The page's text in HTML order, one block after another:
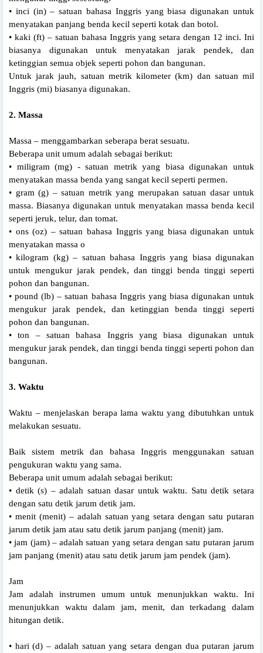
• inci (in) – satuan bahasa Inggris yang biasa digunakan untuk
menyatakan panjang benda kecil seperti kotak dan botol.
• kaki (ft) – satuan bahasa Inggris yang setara dengan 12 inci. Ini
biasanya digunakan untuk menyatakan jarak pendek, dan
ketinggian semua objek seperti pohon dan bangunan.
Untuk jarak jauh, satuan metrik kilometer (km) dan satuan mil
Inggris (mi) biasanya digunakan.
2. Massa
Massa – menggambarkan seberapa berat sesuatu.
Beberapa unit umum adalah sebagai berikut:
• miligram (mg) - satuan metrik yang biasa digunakan untuk
menyatakan massa benda yang sangat kecil seperti permen.
• gram (g) – satuan metrik yang merupakan satuan dasar untuk
massa. Biasanya digunakan untuk menyatakan massa benda kecil
seperti jeruk, telur, dan tomat.
• ons (oz) – satuan bahasa Inggris yang biasa digunakan untuk
menyatakan massa o
• kilogram (kg) – satuan bahasa Inggris yang biasa digunakan
untuk mengukur jarak pendek, dan tinggi benda tinggi seperti
pohon dan bangunan.
• pound (lb) – satuan bahasa Inggris yang biasa digunakan untuk
mengukur jarak pendek, dan ketinggian benda tinggi seperti
pohon dan bangunan.
• ton – satuan bahasa Inggris yang biasa digunakan untuk
mengukur jarak pendek, dan tinggi benda tinggi seperti pohon dan
bangunan.
3. Waktu
Waktu – menjelaskan berapa lama waktu yang dibutuhkan untuk
melakukan sesuatu.
Baik sistem metrik dan bahasa Inggris menggunakan satuan
pengukuran waktu yang sama.
Beberapa unit umum adalah sebagai berikut:
• detik (s) – adalah satuan dasar untuk waktu. Satu detik setara
dengan satu detik jarum detik jam.
• menit (menit) – adalah satuan yang setara dengan satu putaran
jarum detik jam atau satu detik jarum panjang (menit) jam.
• jam (jam) – adalah satuan yang setara dengan satu putaran jarum
jam panjang (menit) atau satu detik jarum jam pendek (jam).
Jam
Jam adalah instrumen umum untuk menunjukkan waktu. Ini
menunjukkan waktu dalam jam, menit, dan terkadang dalam
hitungan detik.
• hari (d) – adalah satuan yang setara dengan dua putaran jarum